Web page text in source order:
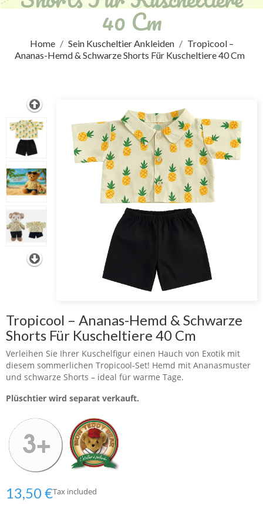
40 Cm
Home Sein Kuscheltier Ankleiden
Tropicool –
Ananas-Hemd & Schwarze Shorts Für Kuscheltiere 40 Cm
Tropicool – Ananas-Hemd & Schwarze
Shorts Für Kuscheltiere 40 Cm
Verleihen Sie Ihrer Kuschelfigur einen Hauch von Exotik mit
diesem sommerlichen Tropicool-Set! Hemd mit Ananasmuster
und schwarze Shorts – ideal für warme Tage.
Plüschtier wird separat verkauft.
13,50 €Tax included